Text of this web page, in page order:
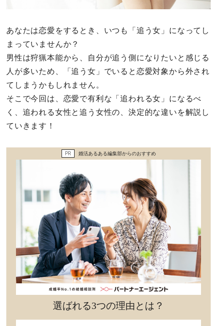
ファッション・美容
グルメ
趣味・旅行
心の処方箋
カルチャー・トレンド・芸能
驚き
あなたは恋愛をするとき、いつも「追う女」になってし
まっていませんか？
男性は狩猟本能から、自分が追う側になりたいと感じる
人が多いため、「追う女」でいると恋愛対象から外され
てしまうかもしれません。
そこで今回は、恋愛で有利な「追われる女」になるべ
く、追われる女性と追う女性の、決定的な違いを解説し
ていきます！
PR 婚活あるある編集部からのおすすめ
選ばれる3つの理由とは？